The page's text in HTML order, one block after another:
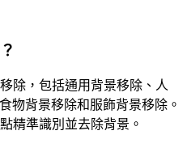
除，包括通用背景移除、人
物背景移除和服飾背景移除。
精準識別並去除背景。